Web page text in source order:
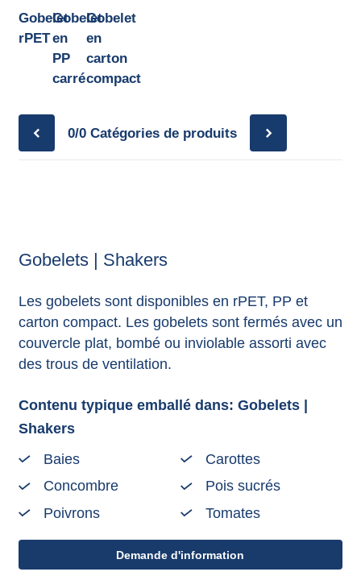
Gobelet
rPET
Gobelet
en
PP
carré
Gobelet
en
carton
compact
0/0 Catégories de produits
Gobelets | Shakers
Les gobelets sont disponibles en rPET, PP et
carton compact. Les gobelets sont fermés avec un
couvercle plat, bombé ou inviolable assorti avec
des trous de ventilation.
Contenu typique emballé dans: Gobelets |
Shakers
Baies
Carottes
Concombre
Pois sucrés
Poivrons
Tomates
Demande d'information
annonces.